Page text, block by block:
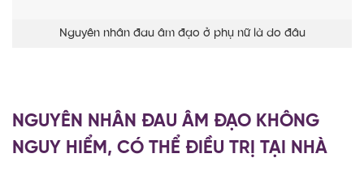
Nguyên nhân đau âm đạo ở phụ nữ là do đâu
NGUYÊN NHÂN ĐAU ÂM ĐẠO KHÔNG
NGUY HIỂM, CÓ THỂ ĐIỀU TRỊ TẠI NHÀ